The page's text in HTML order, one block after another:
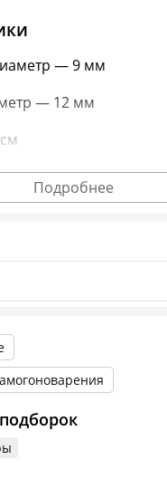
— 9 мм
— 12 мм
характеристиках,
основывается на последних
Подробнее